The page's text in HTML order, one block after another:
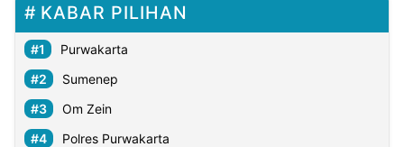
KABAR PILIHAN
Purwakarta
Sumenep
Om Zein
Polres Purwakarta